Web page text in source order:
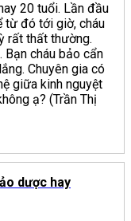
20 tuổi. Lần đầu
từ đó tới giờ, cháu
rất thất thường.
Bạn cháu bảo cẩn
Chuyên gia có
giữa kinh nguyệt
ạ? (Trần Thị
dược hay